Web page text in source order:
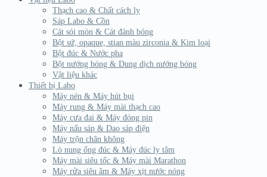
Thạch cao & Chất cách ly
Sáp Labo & Cồn
Cát sói mòn & Cát đánh bóng
Bột sứ, opaque, stian màu zirconia & Kim loại
Bột đúc & Nước pha
Bột nướng bóng & Dung dịch nướng bóng
Vật liệu khác
Thiết bị Labo
Máy nén & Máy hút bụi
Máy rung & Máy mài thạch cao
Máy cưa đai & Máy đóng pin
Máy nấu sáp & Dao sáp điện
Máy trộn chân không
Lò nung ống đúc & Máy đúc ly tâm
Máy mài siêu tốc & Máy mài Marathon
Máy rửa siêu âm & Máy xịt nước nóng